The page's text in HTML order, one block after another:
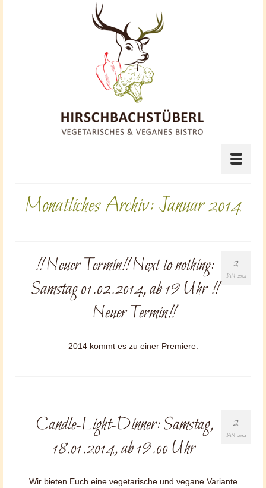
Monatliches Archiv: Januar 2014
2
JAN. 2014
!! Neuer Termin!! Next to nothing:
Samstag 01.02.2014, ab 19 Uhr !!
Neuer Termin!!
2014 kommt es zu einer Premiere:
2
JAN. 2014
Candle-Light-Dinner: Samstag,
18.01.2014, ab 19.00 Uhr
Wir bieten Euch eine vegetarische und vegane Variante